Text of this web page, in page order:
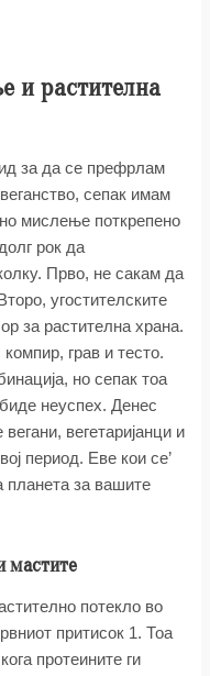
и растителна
за да се префрлам
сепак имам
мислење поткрепено
рок да
Прво, не сакам да
угостителските
за растителна храна.
грав и тесто.
но сепак тоа
неуспех. Денес
вегетаријанци и
период. Еве кои сe’
планета за вашите
мастите
потекло во
притисок 1. Тоа
протеините ги